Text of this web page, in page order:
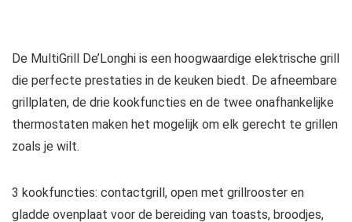
De MultiGrill De’Longhi is een hoogwaardige elektrische grill
die perfecte prestaties in de keuken biedt. De afneembare
grillplaten, de drie kookfuncties en de twee onafhankelijke
thermostaten maken het mogelijk om elk gerecht te grillen
zoals je wilt.
3 kookfuncties: contactgrill, open met grillrooster en
gladde ovenplaat voor de bereiding van toasts, broodjes,